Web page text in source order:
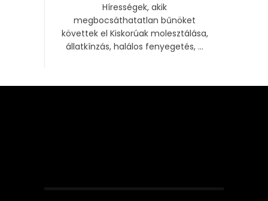
Hírességek, akik
megbocsáthatatlan bűnöket
követtek el Kiskorúak molesztálása,
állatkínzás, halálos fenyegetés, ...